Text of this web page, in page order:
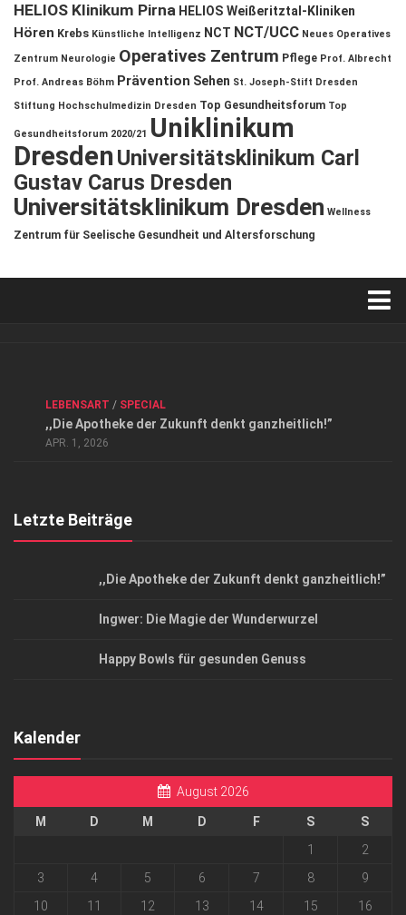
HELIOS Klinikum Pirna HELIOS Weißeritztal-Kliniken
Hören Krebs Künstliche Intelligenz NCT NCT/UCC Neues Operatives
Zentrum Neurologie Operatives Zentrum Pflege Prof. Albrecht
Prof. Andreas Böhm Prävention Sehen St. Joseph-Stift Dresden
Stiftung Hochschulmedizin Dresden Top Gesundheitsforum Top
Gesundheitsforum 2020/21 Uniklinikum
DresdenUniversitätsklinikum Carl
Gustav Carus Dresden
Universitätsklinikum Dresden Wellness
Zentrum für Seelische Gesundheit und Altersforschung
Datenschutzerklärung
Top Magazin Dresden / Ostsachsen
LEBENSART / SPECIAL
,,Die Apotheke der Zukunft denkt ganzheitlich!”
APR. 1, 2026
Letzte Beiträge
,,Die Apotheke der Zukunft denkt ganzheitlich!”
Ingwer: Die Magie der Wunderwurzel
Happy Bowls für gesunden Genuss
Kalender
August 2026
M D M D F S
S
1
2
3
4 5 6 7 8
9
10
11 12 13 14 15 16